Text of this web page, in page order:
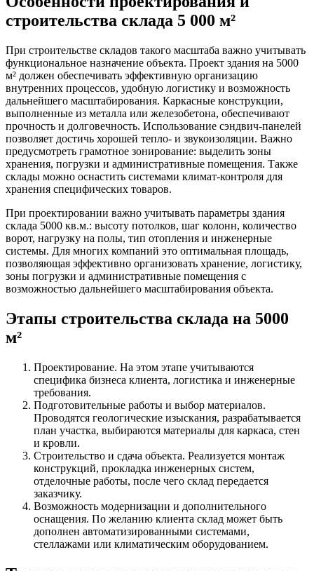
строительства склада 5 000 м²
При строительстве складов такого масштаба важно учитывать
функциональное назначение объекта. Проект здания на 5000
м² должен обеспечивать эффективную организацию
внутренних процессов, удобную логистику и возможность
дальнейшего масштабирования. Каркасные конструкции,
выполненные из металла или железобетона, обеспечивают
прочность и долговечность. Использование сэндвич-панелей
позволяет достичь хорошей тепло- и звукоизоляции. Важно
предусмотреть грамотное зонирование: выделить зоны
хранения, погрузки и административные помещения. Также
склады можно оснастить системами климат-контроля для
хранения специфических товаров.
При проектировании важно учитывать параметры здания
склада 5000 кв.м.: высоту потолков, шаг колонн, количество
ворот, нагрузку на полы, тип отопления и инженерные
системы. Для многих компаний это оптимальная площадь,
позволяющая эффективно организовать хранение, логистику,
зоны погрузки и административные помещения с
возможностью дальнейшего масштабирования объекта.
Этапы строительства склада на 5000
м²
Проектирование. На этом этапе учитываются
специфика бизнеса клиента, логистика и инженерные
требования.
Подготовительные работы и выбор материалов.
Проводятся геологические изыскания, разрабатывается
план участка, выбираются материалы для каркаса, стен
и кровли.
Строительство и сдача объекта. Реализуется монтаж
конструкций, прокладка инженерных систем,
отделочные работы, после чего склад передается
заказчику.
Возможность модернизации и дополнительного
оснащения. По желанию клиента склад может быть
дополнен автоматизированными системами,
стеллажами или климатическим оборудованием.